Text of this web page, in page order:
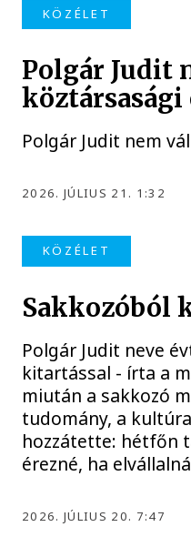
KÖZÉLET
Polgár Judit
Polgár Judit nem
2026. JÚLIUS 21. 1:32
KÖZÉLET
Sakkozóból
Polgár Judit neve
kitartással - írta a
miután a sakkozó
tudomány, a
hozzátette: hétfőn
érezné, ha
2026. JÚLIUS 20. 7:47